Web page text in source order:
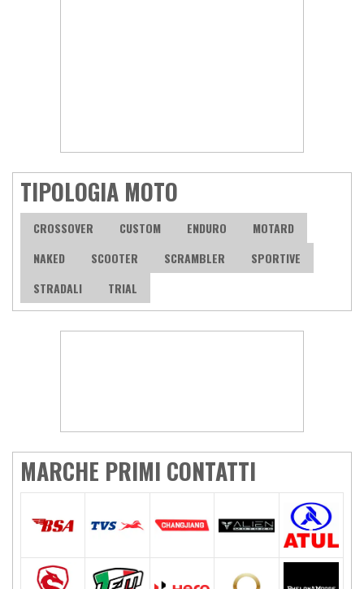
TIPOLOGIA MOTO
CROSSOVER CUSTOM ENDURO
MOTARD
NAKED
SCOOTER SCRAMBLER
SPORTIVE
STRADALI
TRIAL
MARCHE PRIMI CONTATTI